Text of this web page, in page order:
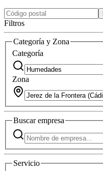
Filtros
Categoría y Zona
Categoría
Zona
Buscarempresa
Servicio